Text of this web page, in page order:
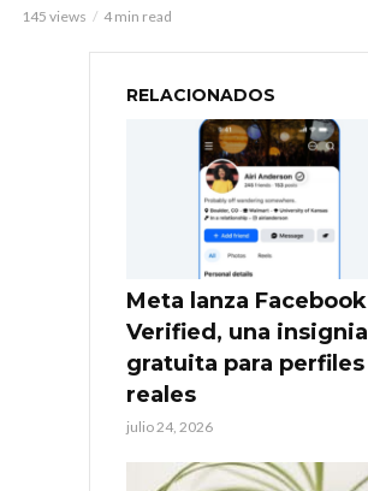
145 views 4 min read
RELACIONADOS
Meta lanza Facebook
Verified, una insignia
gratuita para perfiles
reales
julio 24, 2026